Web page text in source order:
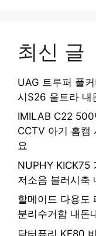
최신 글
UAG 트루퍼 풀
시S26 울트라 내
IMILAB C22 500
CCTV 아기 홈캠
요
NUPHY KICK75
저소음 블러시축
할메이드 다용도
분리수거함 내돈
닥터퓨리 KF80